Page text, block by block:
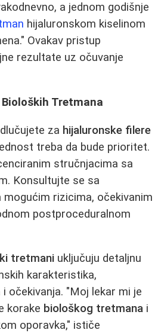
a jednom godišnje
hijaluronskom kiselinom
Ovakav pristup
rezultate uz očuvanje
Tretmana
za hijaluronske filere
treba da bude prioritet.
stručnjacima sa
Konsultujte se sa
rizicima, očekivanim
postproceduralnom
tretmani uključuju detaljnu
karakteristika,
očekivanja. "Moj lekar mi je
korake biološkog tretmana i
oporavka," ističe